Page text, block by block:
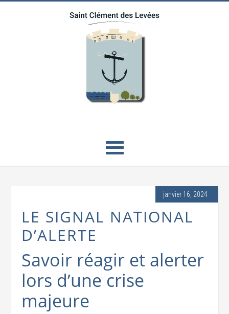
janvier 16, 2024
LE SIGNAL NATIONAL
D’ALERTE
Savoir réagir et alerter
lors d’une crise
majeure